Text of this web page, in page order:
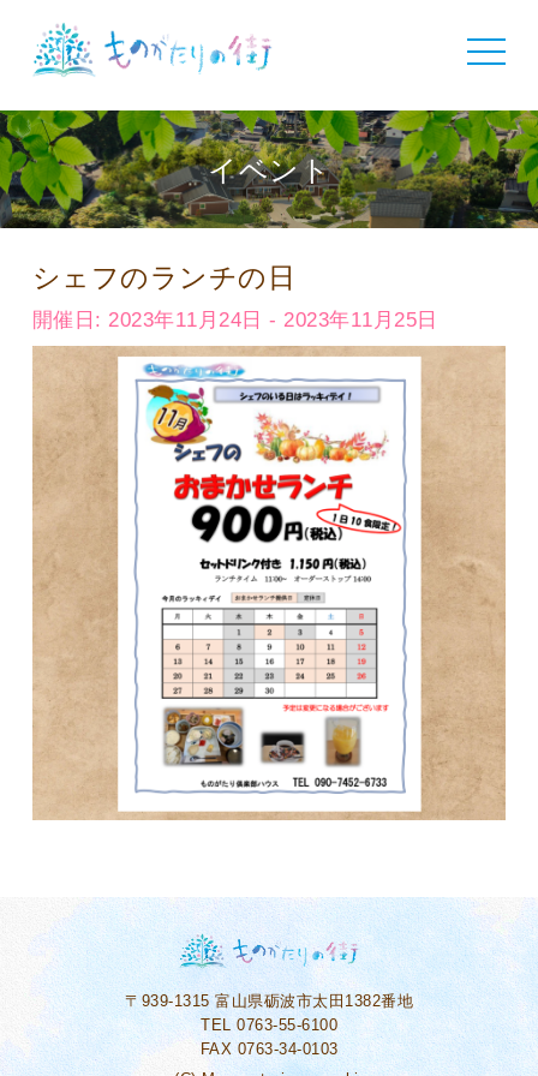
toggle
イベント
シェフのランチの日
開催日: 2023年11月24日 - 2023年11月25日
〒939-1315富山県砺波市太田1382番地
TEL 0763-55-6100
FAX 0763-34-0103